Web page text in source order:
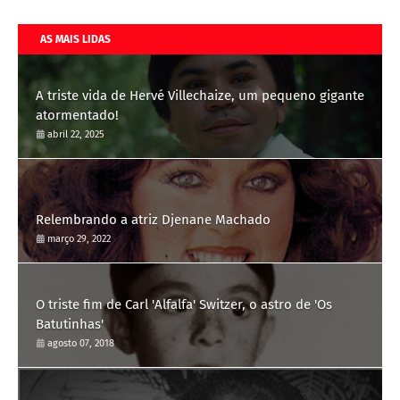
AS MAIS LIDAS
A triste vida de Hervé Villechaize, um pequeno gigante
atormentado!
abril 22, 2025
Relembrando a atriz Djenane Machado
março 29, 2022
O triste fim de Carl 'Alfalfa' Switzer, o astro de 'Os
Batutinhas'
agosto 07, 2018